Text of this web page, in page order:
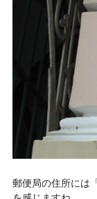
郵便局の住所には